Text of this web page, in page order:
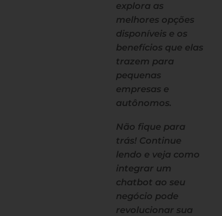
explora as
melhores opções
disponíveis e os
benefícios que elas
trazem para
pequenas
empresas e
autônomos.
Não fique para
trás! Continue
lendo e veja como
integrar um
chatbot ao seu
negócio pode
revolucionar sua